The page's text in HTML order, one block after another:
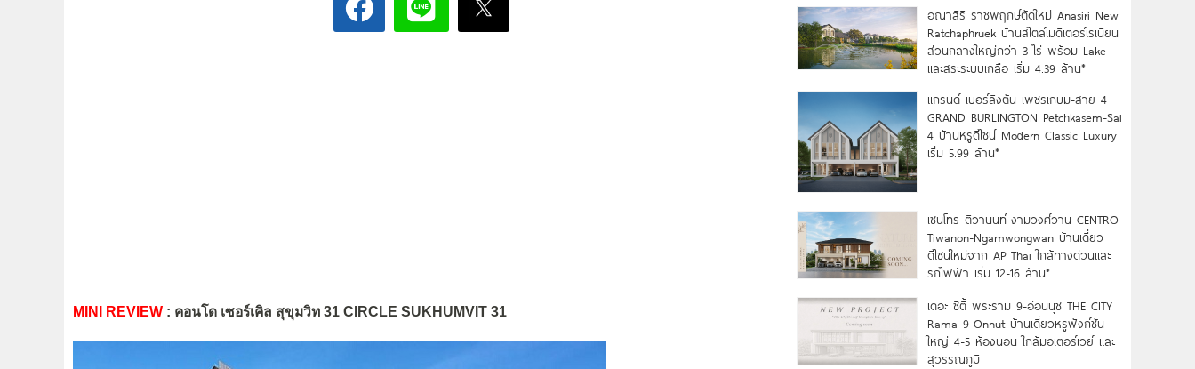
MINI REVIEW : คอนโด เซอร์เคิล สุขุมวิท 31 CIRCLE SUKHUMVIT 31
อณาสิริ ราชพฤกษ์ตัดใหม่ Anasiri New
Ratchaphruek บ้านสไตล์เมดิเตอร์เรเนียน
ส่วนกลางใหญ่กว่า 3 ไร่ พร้อม Lake
และสระระบบเกลือ เริ่ม 4.39 ล้าน*
แกรนด์ เบอร์ลิงตัน เพชรเกษม-สาย 4
GRAND BURLINGTON Petchkasem-Sai
4 บ้านหรูดีไซน์ Modern Classic Luxury
เริ่ม 5.99 ล้าน*
เซนโทร ติวานนท์-งามวงศ์วาน CENTRO
Tiwanon-Ngamwongwan บ้านเดี่ยว
ดีไซน์ใหม่จาก AP Thai ใกล้ทางด่วนและ
รถไฟฟ้า เริ่ม 12-16 ล้าน*
เดอะ ซิตี้ พระราม 9-อ่อนนุช THE CITY
Rama 9-Onnut บ้านเดี่ยวหรูฟังก์ชัน
ใหญ่ 4-5 ห้องนอน ใกล้มอเตอร์เวย์ และ
สุวรรณภูมิ